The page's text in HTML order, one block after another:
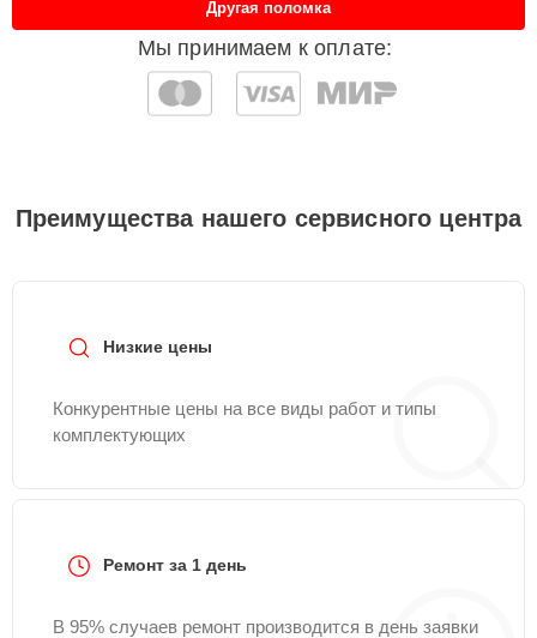
Мы принимаем к оплате:
Другая поломка
Преимущества нашего сервисного центра
Низкие цены
Конкурентные цены на все виды работ и типы
комплектующих
Ремонт за 1 день
В 95% случаев ремонт производится в день заявки